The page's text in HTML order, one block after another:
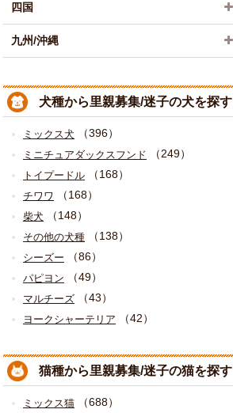
四国
九州/沖縄
犬種から里親募集/迷子の犬を探す
ミックス犬 （396）
ミニチュアダックスフンド （249）
トイプードル （168）
チワワ （168）
柴犬 （148）
その他の犬種 （138）
シーズー （86）
パピヨン （49）
マルチーズ （43）
ヨークシャーテリア （42）
猫種から里親募集/迷子の猫を探す
ミックス猫 （688）